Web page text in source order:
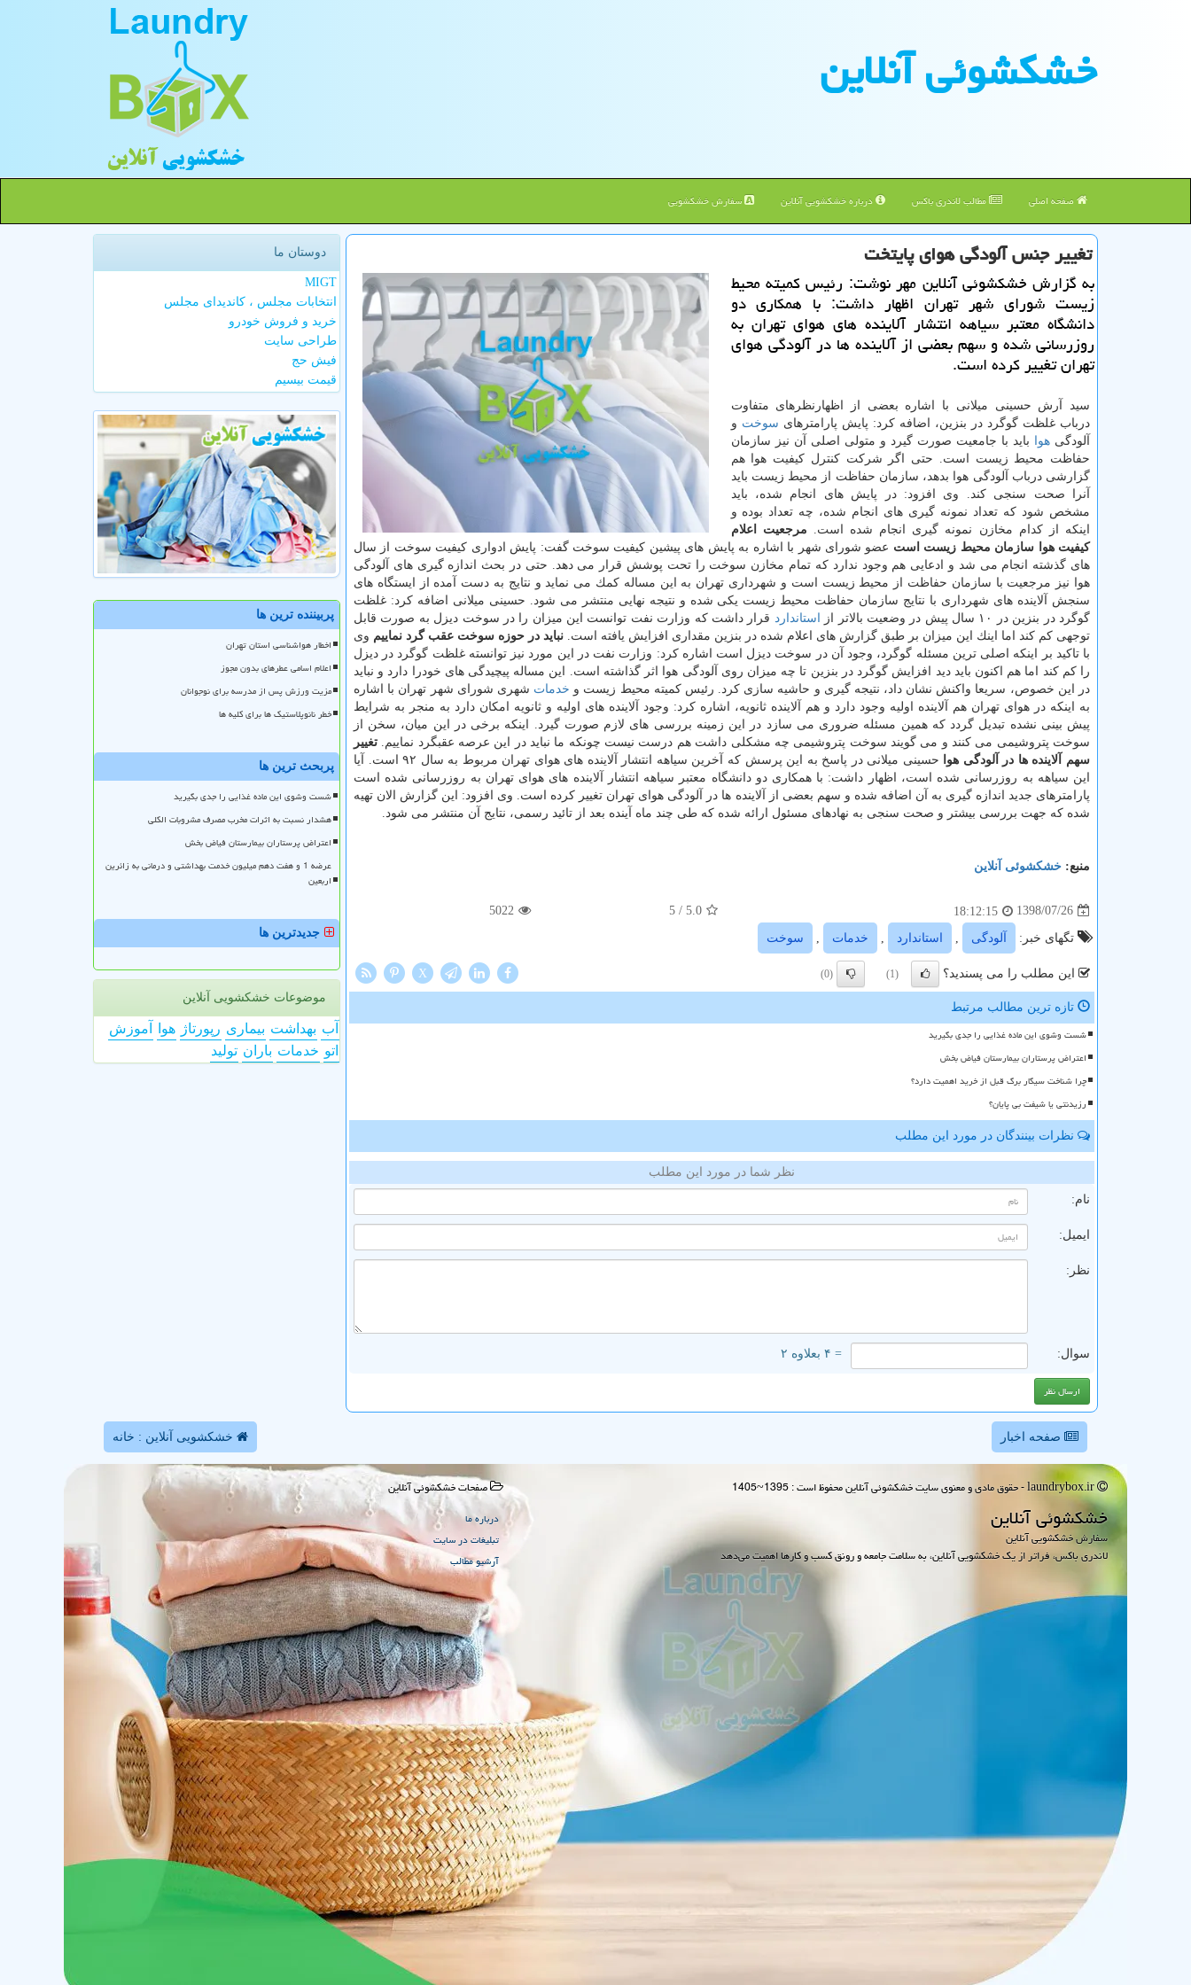
خشكشوئی آنلاین
صفحه اصلی مطالب لاندری باکس درباره خشکشویی آنلاین سفارش خشکشویی
تغییر جنس آلودگی هوای پایتخت
به گزارش خشكشوئی آنلاین مهر نوشت: رئیس كمیته محیط
زیست شورای شهر تهران اظهار داشت: با همكاری دو
دانشگاه معتبر سیاهه انتشار آلاینده های هوای تهران به
روزرسانی شده و سهم بعضی از آلاینده ها در آلودگی هوای
تهران تغییر كرده است.
سید آرش حسینی میلانی با اشاره بعضی از اظهارنظرهای متفاوت
درباب غلظت گوگرد در بنزین، اضافه كرد: پایش پارامترهای سوخت و
آلودگیهوا
باید با جامعیت صورت گیرد و متولی اصلی آن نیز سازمان
حفاظت محیط زیست است. حتی اگر شركت كنترل كیفیت هوا هم
گزارشی درباب آلودگی هوا بدهد، سازمان حفاظت از محیط زیست باید
آنرا صحت سنجی كند. وی افزود: در پایش های انجام شده، باید
مشخص شود كه تعداد نمونه گیری های انجام شده، چه تعداد بوده و
اینكه از كدام مخازن نمونه گیری انجام شده است. مرجعیت اعلام
كیفیت هوا سازمان محیط زیست است عضو شورای شهر با اشاره به پایش های پیشین كیفیت سوخت گفت: پایش ادواری كیفیت سوخت از سال
های گذشته انجام می شد و ادعایی هم وجود ندارد كه تمام مخازن سوخت را تحت پوشش قرار می دهد. حتی در بحث اندازه گیری های آلودگی
هوا نیز مرجعیت با سازمان حفاظت از محیط زیست است و شهرداری تهران به این مساله كمك می نماید و نتایج به دست آمده از ایستگاه های
سنجش آلاینده های شهرداری با نتایج سازمان حفاظت محیط زیست یكی شده و نتیجه نهایی منتشر می شود. حسینی میلانی اضافه كرد: غلظت
گوگرد در بنزین در ۱۰ سال پیش در وضعیت بالاتر از
استاندارد قرار داشت كه وزارت نفت توانست این میزان را در سوخت دیزل به صورت قابل
توجهی كم كند اما اینك این میزان بر طبق گزارش های اعلام شده در بنزین مقداری افزایش یافته است. نباید در حوزه سوخت عقب گرد نماییم وی
با تاكید بر اینكه اصلی ترین مسئله گوگرد، وجود آن در سوخت دیزل است اشاره كرد: وزارت نفت در این مورد نیز توانسته غلظت گوگرد در دیزل
را كم كند اما هم اكنون باید دید افزایش گوگرد در بنزین تا چه میزان روی آلودگی هوا اثر گذاشته است. این مساله پیچیدگی های خودرا دارد و نباید
در این خصوص، سریعا واكنش نشان داد، نتیجه گیری و حاشیه سازی كرد. رئیس كمیته محیط زیست و خدمات شهری شورای شهر تهران با اشاره
به اینكه در هوای تهران هم آلاینده اولیه وجود دارد و هم آلاینده ثانویه، اشاره كرد: وجود آلاینده های اولیه و ثانویه امكان دارد به منجر به شرایط
پیش بینی نشده تبدیل گردد كه همین مسئله ضروری می سازد در این زمینه بررسی های لازم صورت گیرد. اینكه برخی در این میان، سخن از
سوخت پتروشیمی می كنند و می گویند سوخت پتروشیمی چه مشكلی داشت هم درست نیست چونكه ما نباید در این عرصه عقبگرد نماییم. تغییر
سهم آلاینده ها در آلودگی هوا
حسینی میلانی در پاسخ به این پرسش كه آخرین سیاهه انتشار آلاینده های هوای تهران مربوط به سال ۹۲ است. آیا
این سیاهه به روزرسانی شده است، اظهار داشت: با همكاری دو دانشگاه معتبر سیاهه انتشار آلاینده های هوای تهران به روزرسانی شده است
پارامترهای جدید اندازه گیری به آن اضافه شده و سهم بعضی از آلاینده ها در آلودگی هوای تهران تغییر كرده است. وی افزود: این گزارش الان تهیه
شده كه جهت بررسی بیشتر و صحت سنجی به نهادهای مسئول ارائه شده كه طی چند ماه آینده بعد از تائید رسمی، نتایج آن منتشر می شود.
منبع: خشكشوئی آنلاین
1398/07/26
18:12:15
5.0
/ 5
5022
تگهای خبر: آلودگی استاندارد خدمات سوخت
این مطلب را می پسندید؟ (1)
(0)
X
تازه ترین مطالب مرتبط
شست وشوی این ماده غذایی را جدی بگیرید
اعتراض پرستاران بیمارستان فیاض بخش
چرا شناخت سیگار برگ قبل از خرید اهمیت دارد؟
رزیدنتی یا شیفت بی پایان؟
نظرات بینندگان در مورد این مطلب
نظر شما در مورد این مطلب
نام:
ایمیل:
نظر:
سوال: = ۴ بعلاوه ۲
دوستان ما
MIGT
انتخابات مجلس ، کاندیدای مجلس
خرید و فروش خودرو
طراحی سایت
فیش حج
قیمت بیسیم
پربیننده ترین ها
اخطار هواشناسی استان تهران
اعلام اسامی عطرهای بدون مجوز
مزیت ورزش پس از مدرسه برای نوجوانان
خطر نانوپلاستیک ها برای کلیه ها
پربحث ترین ها
شست وشوی این ماده غذایی را جدی بگیرید
هشدار نسبت به اثرات مخرب مصرف مشروبات الکلی
اعتراض پرستاران بیمارستان فیاض بخش
عرضه 1 و هفت دهم میلیون خدمت بهداشتی و درمانی به زائرین
اربعین
جدیدترین ها
موضوعات خشکشویی آنلاین
آب بهداشت بیماری رپورتاژ هوا
آموزش
اتو خدمات باران تولید
صفحه اخبار خشکشویی آنلاین : خانه
laundrybox.ir - حقوق مادی و معنوی سایت خشكشوئی آنلاین محفوظ است : 1395~1405
خشكشوئی آنلاین
سفارش خشکشویی آنلاین
لاندری باکس، فراتر از یک خشکشویی آنلاین، به سلامت جامعه و رونق کسب و کارها اهمیت می‌دهد
صفحات خشكشوئی آنلاین
درباره ما
تبلیغات در سایت
آرشیو مطالب